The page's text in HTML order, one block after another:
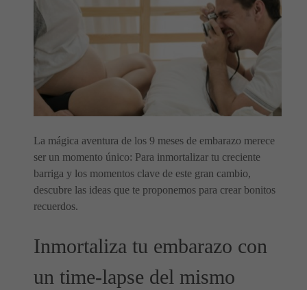
La mágica aventura de los 9 meses de embarazo merece
ser un momento único: Para inmortalizar tu creciente
barriga y los momentos clave de este gran cambio,
descubre las ideas que te proponemos para crear bonitos
recuerdos.
Inmortaliza tu embarazo con
un time-lapse del mismo